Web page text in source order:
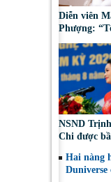
Diễn viên
Phượng:
những gì
chọn”
NSND
Chi được
Nghệ sĩ
Việt Nam
Hai nàng